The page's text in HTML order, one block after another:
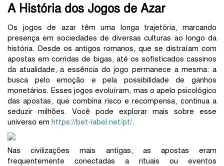
A História dos Jogos de Azar
Os jogos de azar têm uma longa trajetória, marcando
presença em sociedades de diversas culturas ao longo da
história. Desde os antigos romanos, que se distraíam com
apostas em corridas de bigas, até os sofisticados cassinos
da atualidade, a essência do jogo permanece a mesma: a
busca pelo emoção e pela possibilidade de ganhos
monetários. Esses jogos evoluíram, mas o apelo psicológico
das apostas, que combina risco e recompensa, continua a
seduzir milhões. Você pode explorar mais sobre esse
universo em https://bet-label.net/pt/.
Nas civilizações mais antigas, as apostas eram
frequentemente conectadas a rituais ou eventos